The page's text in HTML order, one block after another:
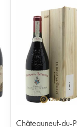
Châteauneuf-du-